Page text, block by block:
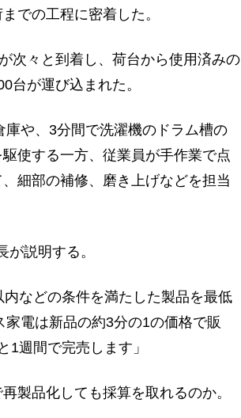
での工程に密着した。
次々と到着し、荷台から使用済みの
台が運び込まれた。
や、3分間で洗濯機のドラム槽の
使する一方、従業員が手作業で点
細部の補修、磨き上げなどを担当
説明する。
内などの条件を満たした製品を最低
電は新品の約3分の1の価格で販
週間で完売します」
製品化しても採算を取れるのか。